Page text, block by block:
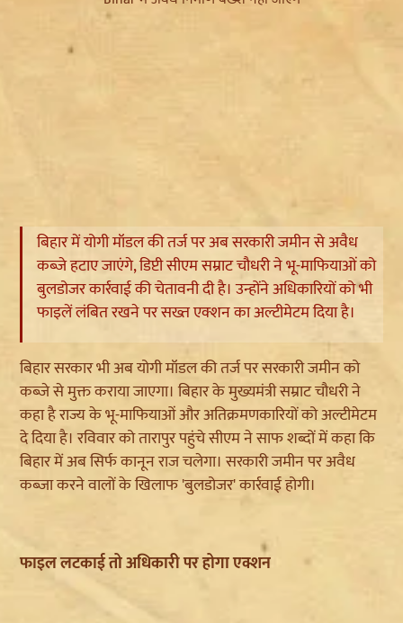
बिहार में योगी मॉडल की तर्ज पर अब सरकारी जमीन से अवैध
कब्जे हटाए जाएंगे, डिप्टी सीएम सम्राट चौधरी ने भू-माफियाओं को
बुलडोजर कार्रवाई की चेतावनी दी है। उन्होंने अधिकारियों को भी
फाइलें लंबित रखने पर सख्त एक्शन का अल्टीमेटम दिया है।
बिहार सरकार भी अब योगी मॉडल की तर्ज पर सरकारी जमीन को
कब्जे से मुक्त कराया जाएगा। बिहार के मुख्यमंत्री सम्राट चौधरी ने
कहा है राज्य के भू-माफियाओं और अतिक्रमणकारियों को अल्टीमेटम
दे दिया है। रविवार को तारापुर पहुंचे सीएम ने साफ शब्दों में कहा कि
बिहार में अब सिर्फ कानून राज चलेगा। सरकारी जमीन पर अवैध
कब्जा करने वालों के खिलाफ 'बुलडोजर' कार्रवाई होगी।
फाइल लटकाई तो अधिकारी पर होगा एक्शन